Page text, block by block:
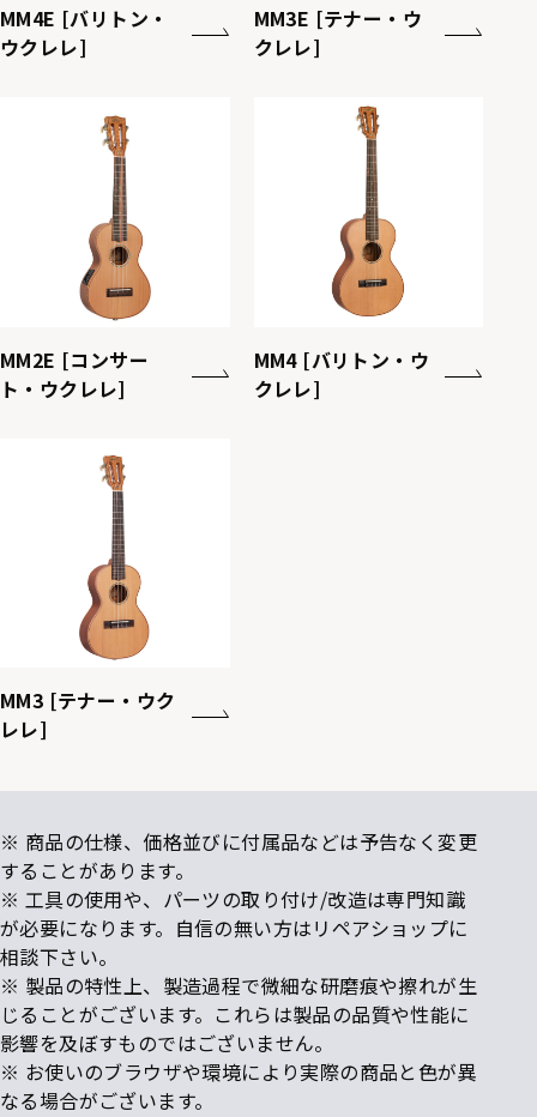
MM4E [バリトン・
ウクレレ]
MM3E [テナー・ウ
クレレ]
MM2E [コンサー
ト・ウクレレ]
MM4 [バリトン・ウ
クレレ]
MM3 [テナー・ウク
レレ]
※ 商品の仕様、価格並びに付属品などは予告なく変更
することがあります。
※ 工具の使用や、パーツの取り付け/改造は専門知識
が必要になります。自信の無い方はリペアショップに
相談下さい。
※ 製品の特性上、製造過程で微細な研磨痕や擦れが生
じることがございます。これらは製品の品質や性能に
影響を及ぼすものではございません。
※ お使いのブラウザや環境により実際の商品と色が異
なる場合がございます。